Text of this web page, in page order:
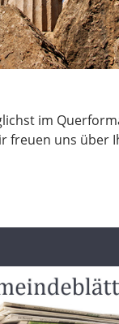
im
freuen uns über